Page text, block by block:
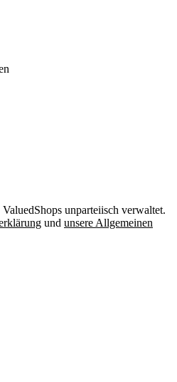
unparteiisch verwaltet.
und unsere Allgemeinen